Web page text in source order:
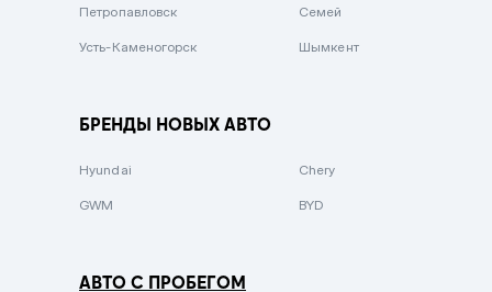
Зеленый металлик
Петропавловск Семей
Усть-Каменогорск Шымкент
БРЕНДЫ НОВЫХ АВТО
Hyundai Chery
GWM BYD
АВТО С ПРОБЕГОМ